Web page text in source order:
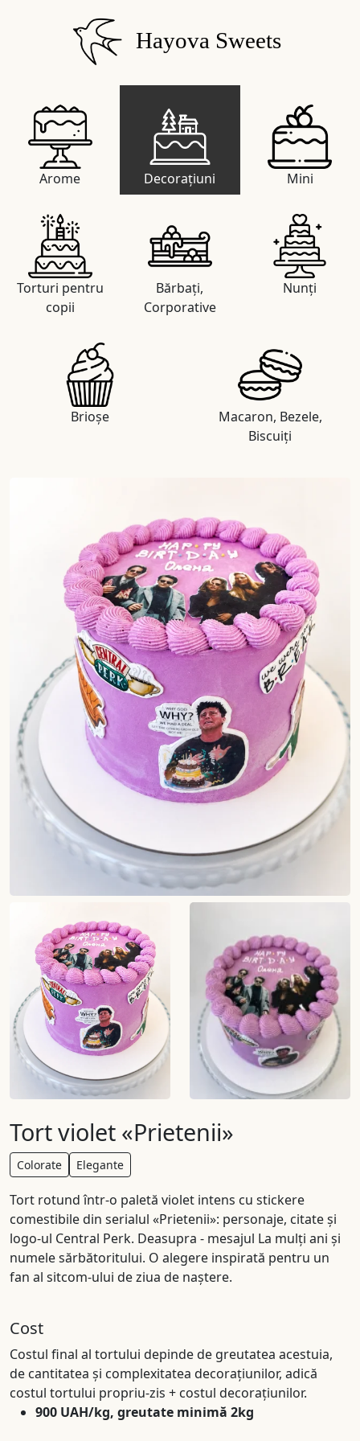
Hayova Sweets
Arome Decorațiuni Mini
Torturi pentru
copii
Bărbați,
Corporative
Nunți
Brioșe
Macaron, Bezele,
Biscuiți
Tort violet «Prietenii»
Colorate Elegante
Tort rotund într-o paletă violet intens cu stickere
comestibile din serialul «Prietenii»: personaje, citate și
logo-ul Central Perk. Deasupra - mesajul La mulți ani și
numele sărbătoritului. O alegere inspirată pentru un
fan al sitcom-ului de ziua de naștere.
Cost
Costul final al tortului depinde de greutatea acestuia,
de cantitatea și complexitatea decorațiunilor, adică
costul tortului propriu-zis + costul decorațiunilor.
900 UAH/kg, greutate minimă 2kg